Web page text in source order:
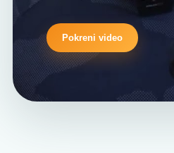
Pokreni video